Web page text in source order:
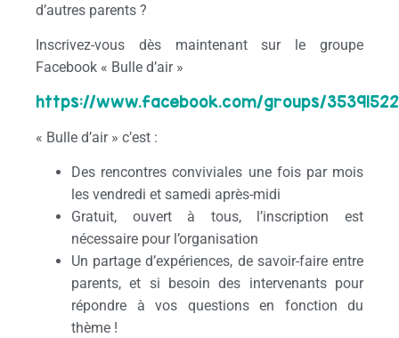
d’autres parents ?
Inscrivez-vous dès maintenant sur le groupe
Facebook « Bulle d’air »
https://www.facebook.com/groups/
« Bulle d’air » c’est :
Des rencontres conviviales une fois par mois
les vendredi et samedi après-midi
Gratuit, ouvert à tous, l’inscription est
nécessaire pour l’organisation
Un partage d’expériences, de savoir-faire entre
parents, et si besoin des intervenants pour
répondre à vos questions en fonction du
thème !